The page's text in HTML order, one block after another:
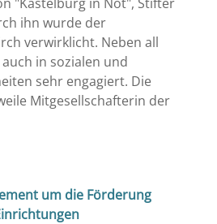
ihn wurde der
verwirklicht. Neben all
in sozialen und
sehr engagiert. Die
Mitgesellschafterin der
um die Förderung